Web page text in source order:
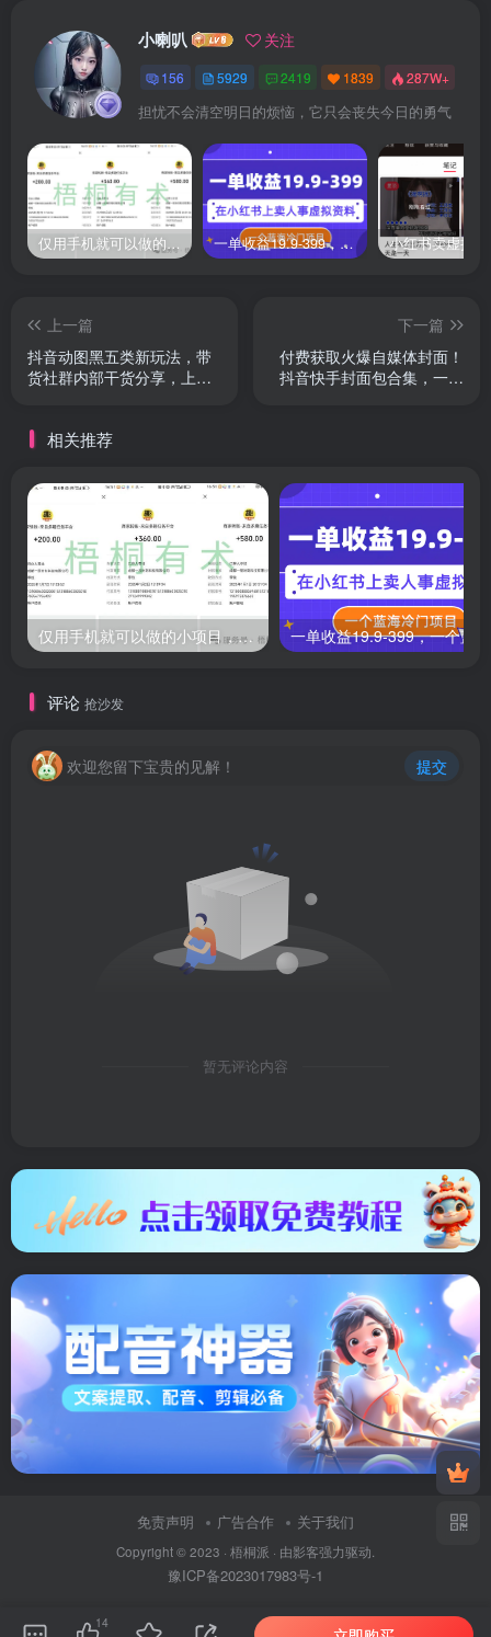
小喇叭 关注
156 5929 2419 1839 287W+
担忧不会清空明日的烦恼，它只会丧失今日的勇气
仅用手机就可以做的小项目，当天就能见钱，每天100-300 一单收益19.9-399，一个蓝海冷门项目，在小红书上卖人事虚拟资料
上一篇
抖音动图黑五类新玩法，带
货社群内部干货分享，上手
下一篇
付费获取火爆自媒体封面！
抖音快手封面包合集，一键
相关推荐
仅用手机就可以做的小项目，当天就能见钱，每天100-300
评论 抢沙发
欢迎您留下宝贵的见解！ 提交
暂无评论内容
免责声明 广告合作 关于我们
Copyright © 2023 · 梧桐派 · 由影客强力驱动.
豫ICP备2023017983号-1
14